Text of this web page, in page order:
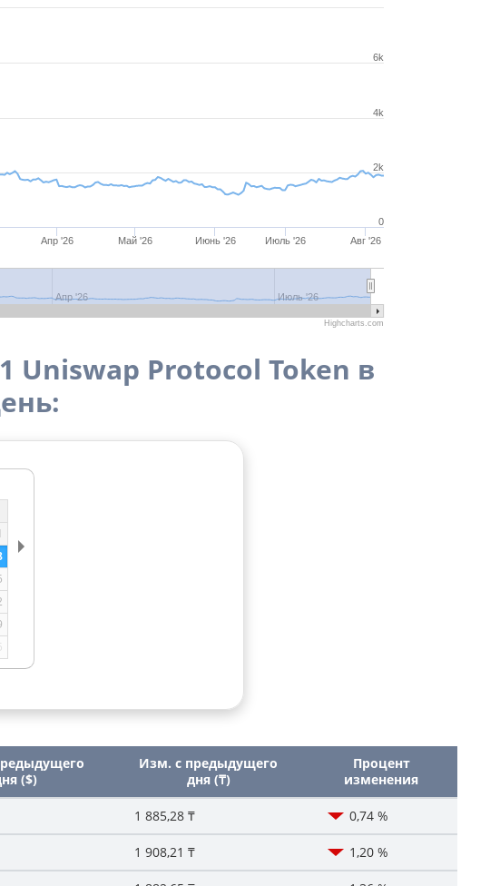
Апр '26 Май '26 Июнь '26 Июль '26 Авг '26
Апр '26 Июль '26
0
2k
4k
6k
Highcharts.com
Uniswap Protocol Token в
($)
Изм. с предыдущего
дня (₸)
Процент
изменения
1 885,28 ₸ 0,74 %
1 908,21 ₸ 1,20 %